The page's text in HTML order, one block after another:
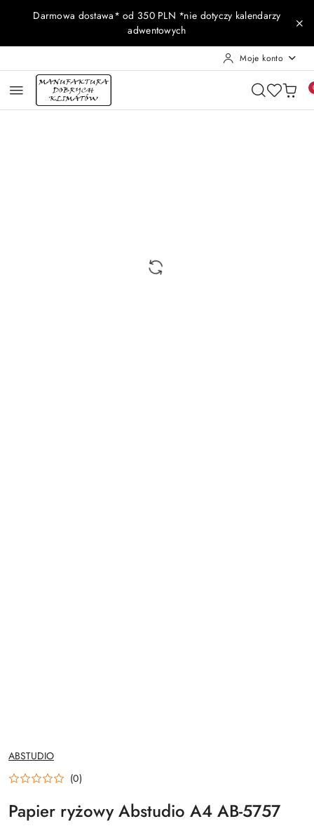
Przejdź do treści głównej
Przejdź do wyszukiwarki
Przejdź do moje konto
Przejdź do menu głównego
Przejdź do opisu produktu
Przejdź do stopki
Darmowa dostawa* od 350 PLN *nie dotyczy kalendarzy
adwentowych
Moje konto
NAZWA
PRODUCENTA:
ABSTUDIO
(0)
Papier ryżowy Abstudio A4 AB-5757